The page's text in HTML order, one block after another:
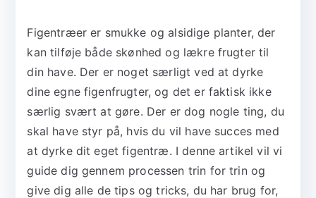
Figentræer er smukke og alsidige planter, der
kan tilføje både skønhed og lækre frugter til
din have. Der er noget særligt ved at dyrke
dine egne figenfrugter, og det er faktisk ikke
særlig svært at gøre. Der er dog nogle ting, du
skal have styr på, hvis du vil have succes med
at dyrke dit eget figentræ. I denne artikel vil vi
guide dig gennem processen trin for trin og
give dig alle de tips og tricks, du har brug for,